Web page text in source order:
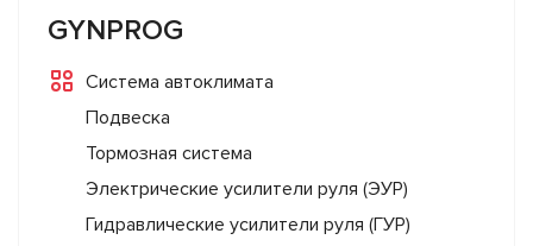
GYNPROG
Система автоклимата
Подвеска
Тормозная система
Электрические усилители руля (ЭУР)
Гидравлические усилители руля (ГУР)